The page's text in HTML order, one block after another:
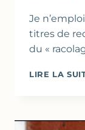
Je
titres de
du «
LIRE LA